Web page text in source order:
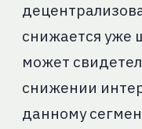
снижается уже
может
снижении
данному